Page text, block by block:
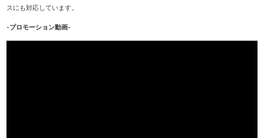
スにも対応しています。
-プロモーション動画-